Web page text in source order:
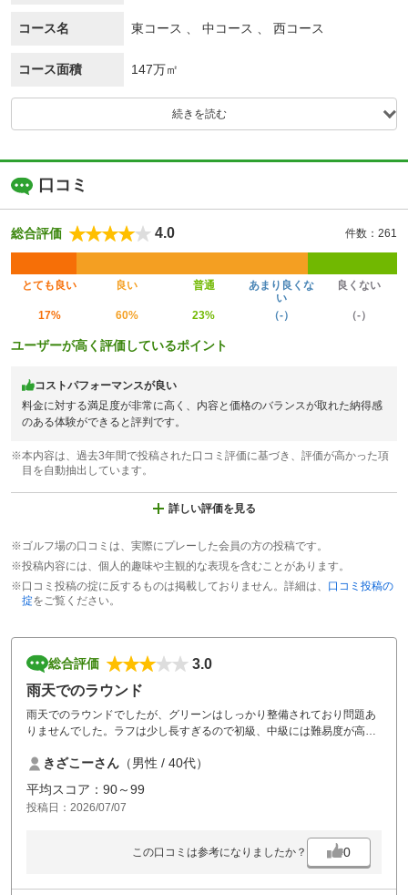
コース名 東コース 、 中コース 、 西コース
コース面積 147万㎡
続きを読む
口コミ
総合評価 4.0 件数：261
とても良い 良い 普通
あまり良くな
い
良くない
17% 60% 23% （-） （-）
ユーザーが高く評価しているポイント
コストパフォーマンスが良い
料金に対する満足度が非常に高く、内容と価格のバランスが取れた納得感
のある体験ができると評判です。
※本内容は、過去3年間で投稿された口コミ評価に基づき、評価が高かった項
目を自動抽出しています。
詳しい評価を見る
※ゴルフ場の口コミは、実際にプレーした会員の方の投稿です。
※投稿内容には、個人的趣味や主観的な表現を含むことがあります。
※口コミ投稿の掟に反するものは掲載しておりません。詳細は、 口コミ投稿の
掟をご覧ください。
総合評価
3.0
雨天でのラウンド
雨天でのラウンドでしたが、グリーンはしっかり整備されており問題あ
りませんでした。ラフは少し長すぎるので初級、中級には難易度が高い
きざこーさん （男性 / 40代）
平均スコア：90～99
投稿日：2026/07/07
この口コミは参考になりましたか？ 0